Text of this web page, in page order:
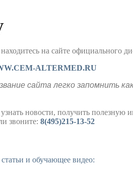
на сайте
ALTERMED.RU
сайта легко запомнить
новости, получить
звоните: 8(495)215-13-52
и обучающее видео: